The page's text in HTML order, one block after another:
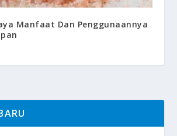
Manfaat Dan Penggunaannya